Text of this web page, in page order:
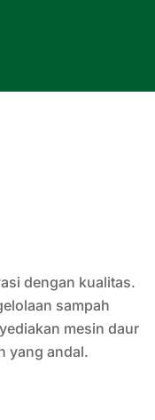
dengan kualitas.
sampah
mesin daur
yang andal.